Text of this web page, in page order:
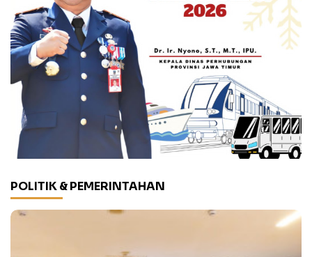
POLITIK & PEMERINTAHAN